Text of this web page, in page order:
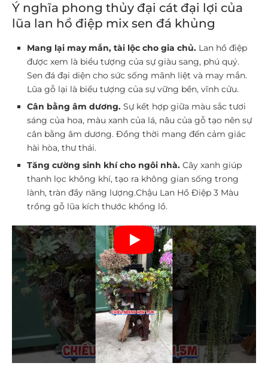
Ý nghĩa phong thủy đại cát đại lợi của
lũa lan hồ điệp mix sen đá khủng
Mang lại may mắn, tài lộc cho gia chủ. Lan hồ điệp
được xem là biểu tượng của sự giàu sang, phú quý.
Sen đá đại diện cho sức sống mãnh liệt và may mắn.
Lũa gỗ lại là biểu tượng của sự vững bền, vĩnh cửu.
Cân bằng âm dương. Sự kết hợp giữa màu sắc tươi
sáng của hoa, màu xanh của lá, nâu của gỗ tạo nên sự
cân bằng âm dương. Đồng thời mang đến cảm giác
hài hòa, thư thái.
Tăng cường sinh khí cho ngôi nhà. Cây xanh giúp
thanh lọc không khí, tạo ra không gian sống trong
lành, tràn đầy năng lượng.Chậu Lan Hồ Điệp 3 Màu
trồng gỗ lũa kích thước khổng lồ.